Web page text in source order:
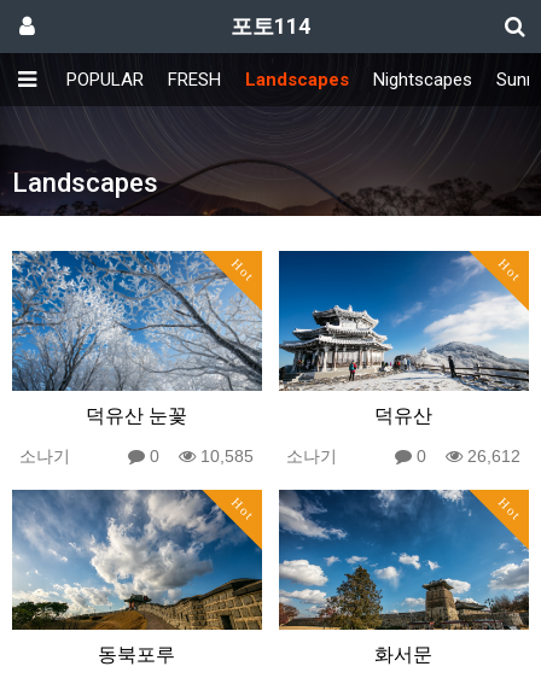
포토114
POPULAR FRESH Landscapes Nightscapes
Landscapes
Hot
덕유산 눈꽃
소나기 0 10,585
Hot
덕유산
소나기 0 26,612
Hot
동북포루
Hot
화서문